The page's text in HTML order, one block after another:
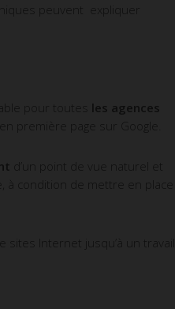
peuvent expliquer
pour toutes les agences
première page sur Google.
d’un point de vue naturel et
à condition de mettre en place
Internet jusqu’à un travail